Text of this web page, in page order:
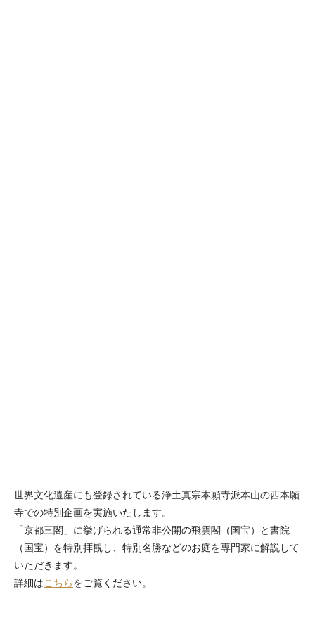
世界文化遺産にも登録されている浄土真宗本願寺派本山の西本願
寺での特別企画を実施いたします。
「京都三閣」に挙げられる通常非公開の飛雲閣（国宝）と書院
（国宝）を特別拝観し、特別名勝などのお庭を専門家に解説して
いただきます。
詳細は こちら をご覧ください。